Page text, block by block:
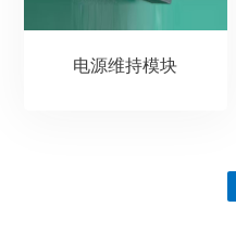
电源维持模块